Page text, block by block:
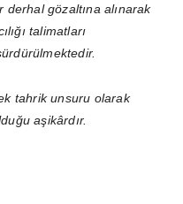
gözaltına alınarak
talimatları
tahrik unsuru olarak
aşikârdır.